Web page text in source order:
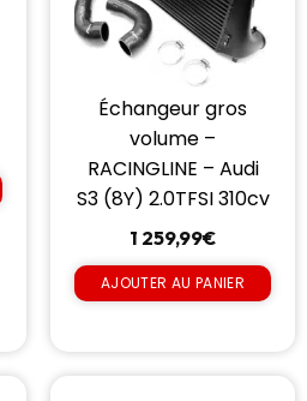
Échangeur gros
volume –
RACINGLINE – Audi
S3 (8Y) 2.0TFSI 310cv
1 259,99€
AJOUTER AU PANIER